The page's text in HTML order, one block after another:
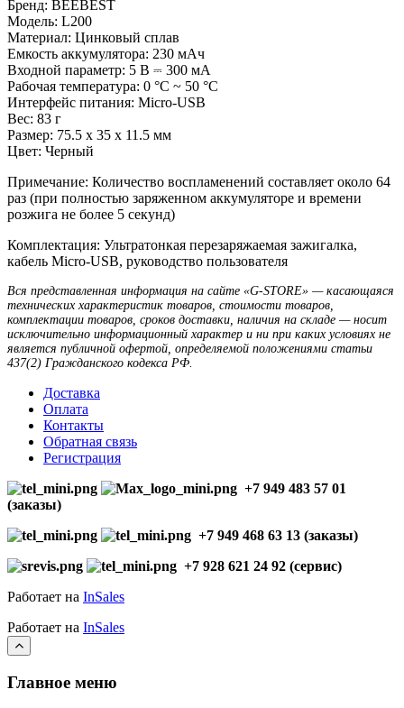
Бренд: BEEBEST
Модель: L200
Материал: Цинковый сплав
Емкость аккумулятора: 230 мАч
Входной параметр: 5 В ⎓ 300 мА
Рабочая температура: 0 °C ~ 50 °C
Интерфейс питания: Micro-USB
Вес: 83 г
Размер: 75.5 x 35 x 11.5 мм
Цвет: Черный
Примечание: Количество воспламенений составляет около 64
раз (при полноcтью заряженном аккумуляторе и времени
розжига не более 5 секунд)
Комплектация: Ультратонкая перезаряжаемая зажигалка,
кабель Micro-USB, руководство пользователя
Вся представленная информация на сайте «G-STORE» — касающаяся
технических характеристик товаров, стоимости товаров,
комплектации товаров, сроков доставки, наличия на складе — носит
исключительно информационный характер и ни при каких условиях не
является публичной офертой, определяемой положениями статьи
437(2) Гражданского кодекса РФ.
Доставка
Оплата
Контакты
Обратная связь
Регистрация
+7 949 483 57 01
(заказы)
+7 949 468 63 13 (заказы)
+7 928 621 24 92 (сервис)
Работает на InSales
Работает на InSales
Главное меню